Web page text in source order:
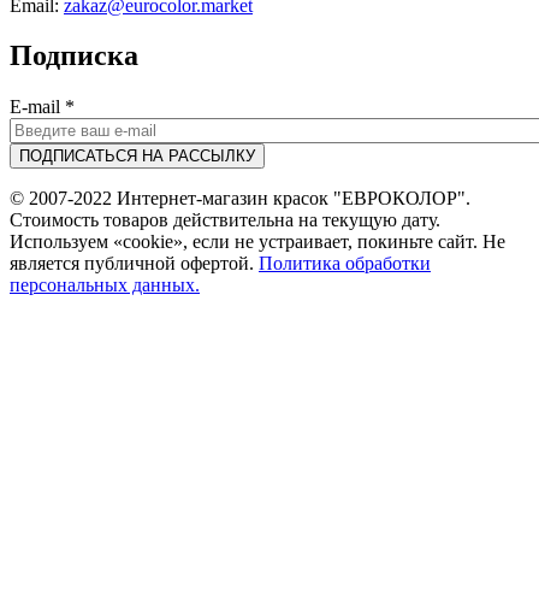
Email: zakaz@eurocolor.market
Подписка
E-mail *
© 2007-2022 Интернет-магазин красок "ЕВРОКОЛОР".
Стоимость товаров действительна на текущую дату.
Используем «cookie», если не устраивает, покиньте сайт. Не
является публичной офертой. Политика обработки
персональных данных.